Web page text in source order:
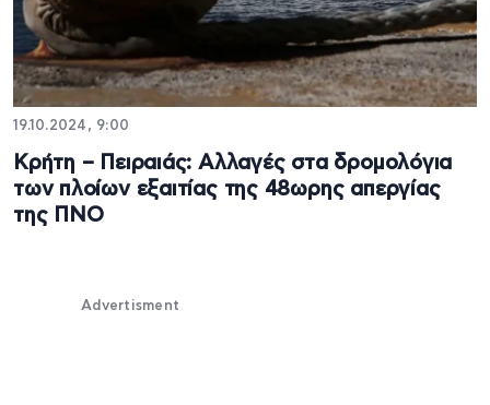
19.10.2024, 9:00
Κρήτη – Πειραιάς: Αλλαγές στα δρομολόγια
των πλοίων εξαιτίας της 48ωρης απεργίας
της ΠΝΟ
Advertisment